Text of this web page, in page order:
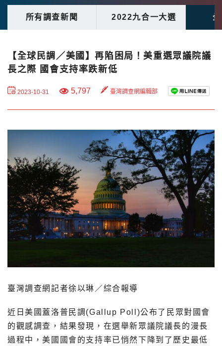
所有調查新聞 2022九合一大選
【全球民調／美國】再陷困局！美重選眾議院議
長之際 國會支持率跌新低
2023-10-31 5,797 臺灣調查網編輯部
臺灣調查網記者徐以琳／綜合報導
近日美國蓋洛普民調(Gallup Poll)公布了民眾對國會
的觀感調查，結果發現，在選舉新眾議院議長的漫長
過程中，美國國會的支持率已悄然下降到了歷史最低